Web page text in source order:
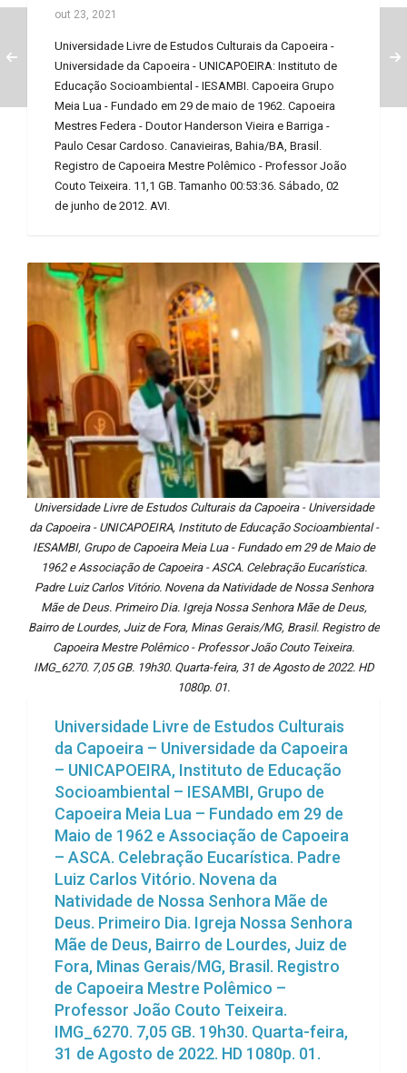
out 23, 2021
Universidade Livre de Estudos Culturais da Capoeira -
Universidade da Capoeira - UNICAPOEIRA: Instituto de
Educação Socioambiental - IESAMBI. Capoeira Grupo
Meia Lua - Fundado em 29 de maio de 1962. Capoeira
Mestres Federa - Doutor Handerson Vieira e Barriga -
Paulo Cesar Cardoso. Canavieiras, Bahia/BA, Brasil.
Registro de Capoeira Mestre Polêmico - Professor João
Couto Teixeira. 11,1 GB. Tamanho 00:53:36. Sábado, 02
de junho de 2012. AVI.
Universidade Livre de Estudos Culturais da Capoeira - Universidade
da Capoeira - UNICAPOEIRA, Instituto de Educação Socioambiental -
IESAMBI, Grupo de Capoeira Meia Lua - Fundado em 29 de Maio de
1962 e Associação de Capoeira - ASCA. Celebração Eucarística.
Padre Luiz Carlos Vitório. Novena da Natividade de Nossa Senhora
Mãe de Deus. Primeiro Dia. Igreja Nossa Senhora Mãe de Deus,
Bairro de Lourdes, Juiz de Fora, Minas Gerais/MG, Brasil. Registro de
Capoeira Mestre Polêmico - Professor João Couto Teixeira.
IMG_6270. 7,05 GB. 19h30. Quarta-feira, 31 de Agosto de 2022. HD
1080p. 01.
Universidade Livre de Estudos Culturais
da Capoeira – Universidade da Capoeira
– UNICAPOEIRA, Instituto de Educação
Socioambiental – IESAMBI, Grupo de
Capoeira Meia Lua – Fundado em 29 de
Maio de 1962 e Associação de Capoeira
– ASCA. Celebração Eucarística. Padre
Luiz Carlos Vitório. Novena da
Natividade de Nossa Senhora Mãe de
Deus. Primeiro Dia. Igreja Nossa Senhora
Mãe de Deus, Bairro de Lourdes, Juiz de
Fora, Minas Gerais/MG, Brasil. Registro
de Capoeira Mestre Polêmico –
Professor João Couto Teixeira.
IMG_6270. 7,05 GB. 19h30. Quarta-feira,
31 de Agosto de 2022. HD 1080p. 01.